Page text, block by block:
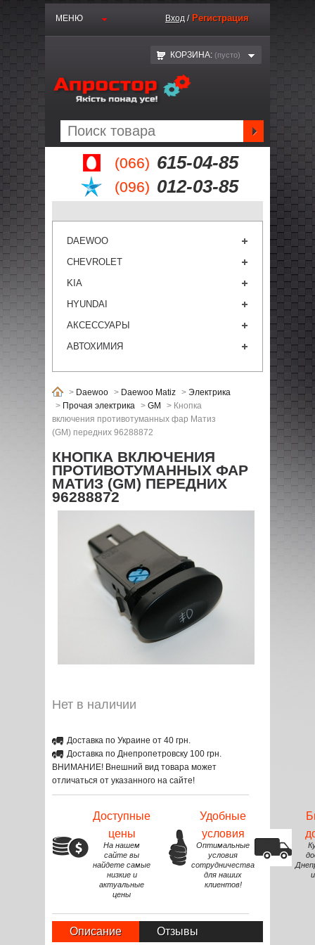
(066) 615-04-85
(096) 012-03-85
МЕНЮ Вход / Регистрация
КОРЗИНА: (пустo)
DAEWOO
CHEVROLET
KIA
HYUNDAI
АКСЕССУАРЫ
АВТОХИМИЯ
> Daewoo > Daewoo Matiz > Электрика
> Прочая электрика > GM > Кнопка
включения противотуманных фар Матиз
(GM) передних 96288872
КНОПКА ВКЛЮЧЕНИЯ
ПРОТИВОТУМАННЫХ ФАР
МАТИЗ (GM) ПЕРЕДНИХ
96288872
Нет в наличии
Доставка по Украине от 40 грн.
Доставка по Днепропетровску 100 грн.
ВНИМАНИЕ! Внешний вид товара может
отличаться от указанного на сайте!
Доступные
цены
На нашем
сайте вы
найдете самые
низкие и
актуальные
цены
Удобные
условия
Оптимальные
условия
сотрудничества
для наших
клиентов!
Описание Отзывы